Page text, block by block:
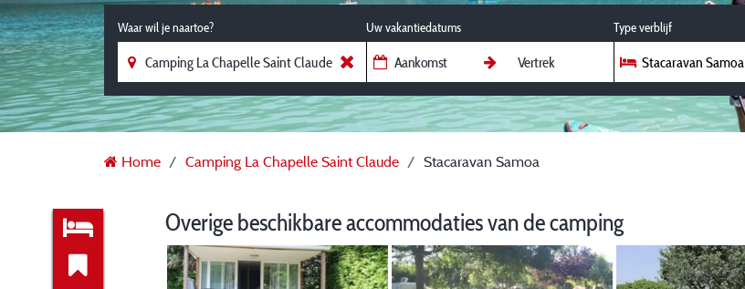
Waar wil je naartoe? Uw vakantiedatums Type verblijf
Stacaravan Samoa
Home Camping La Chapelle Saint Claude Stacaravan Samoa
Overige beschikbare accommodaties van de camping